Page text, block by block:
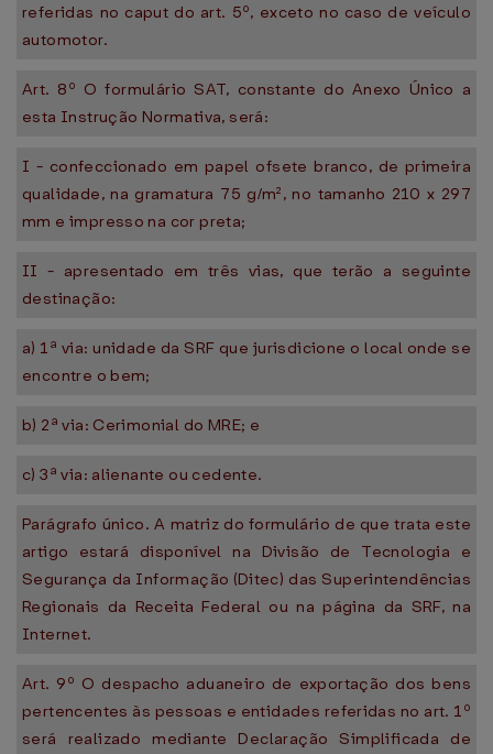
referidas no caput do art. 5º, exceto no caso de veículo
automotor.
Art. 8º O formulário SAT, constante do Anexo Único a
esta Instrução Normativa, será:
I - confeccionado em papel ofsete branco, de primeira
qualidade, na gramatura 75 g/m², no tamanho 210 x 297
mm e impresso na cor preta;
II - apresentado em três vias, que terão a seguinte
destinação:
a) 1ª via: unidade da SRF que jurisdicione o local onde se
encontre o bem;
b) 2ª via: Cerimonial do MRE; e
c) 3ª via: alienante ou cedente.
Parágrafo único. A matriz do formulário de que trata este
artigo estará disponível na Divisão de Tecnologia e
Segurança da Informação (Ditec) das Superintendências
Regionais da Receita Federal ou na página da SRF, na
Internet.
Art. 9º O despacho aduaneiro de exportação dos bens
pertencentes às pessoas e entidades referidas no art. 1º
será realizado mediante Declaração Simplificada de